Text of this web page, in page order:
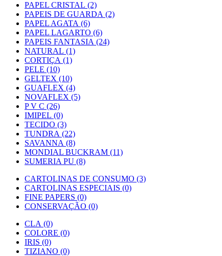
PAPEL CRISTAL (2)
PAPEIS DE GUARDA (2)
PAPEL AGATA (6)
PAPEL LAGARTO (6)
PAPEIS FANTASIA (24)
NATURAL (1)
CORTIÇA (1)
PELE (10)
GELTEX (10)
GUAFLEX (4)
NOVAFLEX (5)
P V C (26)
IMIPEL (0)
TECIDO (3)
TUNDRA (22)
SAVANNA (8)
MONDIAL BUCKRAM (11)
SUMERIA PU (8)
CARTOLINAS DE CONSUMO (3)
CARTOLINAS ESPECIAIS (0)
FINE PAPERS (0)
CONSERVAÇÃO (0)
CLA (0)
COLORE (0)
IRIS (0)
TIZIANO (0)